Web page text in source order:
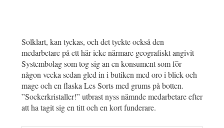
Solklart, kan tyckas, och det tyckte också den
medarbetare på ett här icke närmare geografiskt angivit
Systembolag som tog sig an en konsument som för
någon vecka sedan gled in i butiken med oro i blick och
mage och en flaska Les Sorts med grums på botten.
”Sockerkristaller!” utbrast nyss nämnde medarbetare efter
att ha tagit sig en titt och en kort funderare.